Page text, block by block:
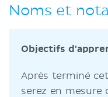
Noms et
Objectifs
Après terminé
serez en mesure